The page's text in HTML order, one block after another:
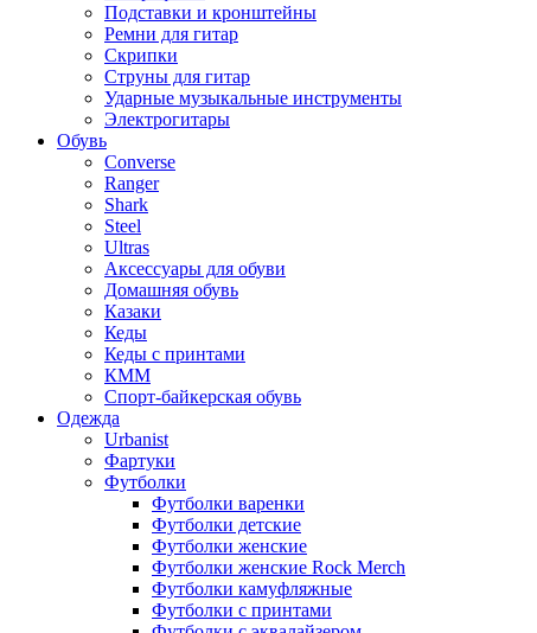
Подставки и кронштейны
Ремни для гитар
Скрипки
Струны для гитар
Ударные музыкальные инструменты
Электрогитары
Обувь
Converse
Ranger
Shark
Steel
Ultras
Аксессуары для обуви
Домашняя обувь
Казаки
Кеды
Кеды с принтами
КММ
Спорт-байкерская обувь
Одежда
Urbanist
Фартуки
Футболки
Футболки варенки
Футболки детские
Футболки женские
Футболки женские Rock Merch
Футболки камуфляжные
Футболки с принтами